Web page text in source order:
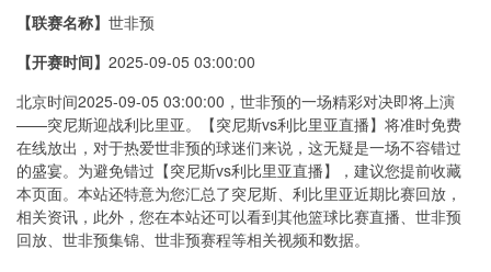
【联赛名称】 世非预
【开赛时间】 2025-09-05 03:00:00
北京时间2025-09-05 03:00:00，世非预的一场精彩对决即将上演
——突尼斯迎战利比里亚。【突尼斯vs利比里亚直播】将准时免费
在线放出，对于热爱世非预的球迷们来说，这无疑是一场不容错过
的盛宴。为避免错过【突尼斯vs利比里亚直播】，建议您提前收藏
本页面。本站还特意为您汇总了突尼斯、利比里亚近期比赛回放，
相关资讯，此外，您在本站还可以看到其他篮球比赛直播、世非预
回放、世非预集锦、世非预赛程等相关视频和数据。